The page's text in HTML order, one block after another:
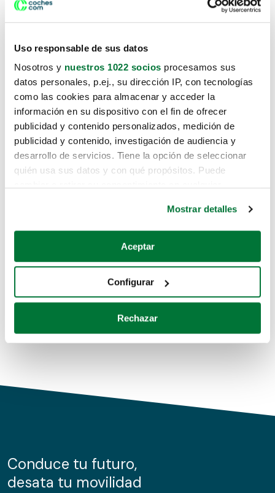
Uso responsable de sus datos
Nosotros y nuestros 1022 socios procesamos sus
datos personales, p.ej., su dirección IP, con tecnologías
como las cookies para almacenar y acceder la
información en su dispositivo con el fin de ofrecer
publicidad y contenido personalizados, medición de
publicidad y contenido, investigación de audiencia y
desarrollo de servicios. Tiene la opción de seleccionar
quién usa sus datos y con qué propósitos. Puede
Si lo permite, también quisiéramos:
Recopilar información sobre su ubicación geográfica
Identificar su dispositivo analizándolo activamente
para buscar características específicas (huellas
Obtenga más información sobre cómo se procesan sus
de cookies.
información sobre el uso que haga del sitio web con
nuestros partners de redes sociales, publicidad y análisis
Mostrar detalles
Aceptar
Configurar
Rechazar
Lo sentimos, no sabemos como
te hemos traido hasta aquí.
Pero puedes encontrar el coche que estás
buscando en alguno de estos enlaces:
Coches de segunda mano
Coches de km0
Conduce tu futuro,
desata tu movilidad